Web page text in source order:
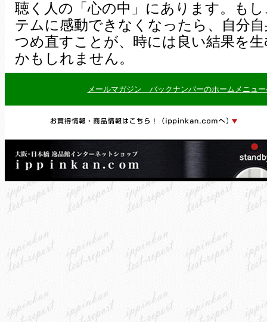
聴く人の「心の中」にあります。も
テムに感動できなくなったら、自分
つめ直すことが、時には良い結果を
かもしれません。
メールマガジン バックナンバーのホームメニュー